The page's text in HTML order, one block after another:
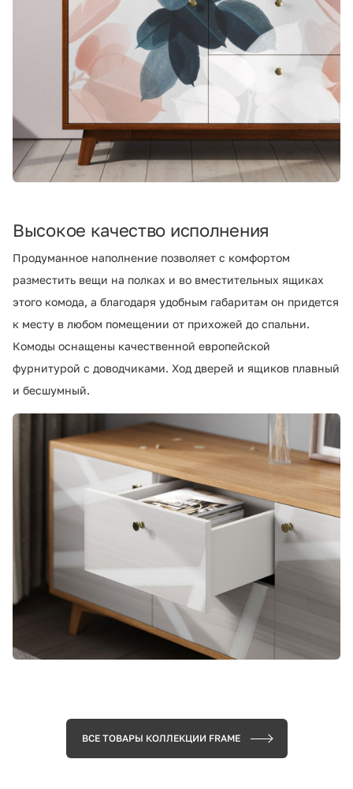
Высокое качество исполнения
Продуманное наполнение позволяет с комфортом
разместить вещи на полках и во вместительных ящиках
этого комода, а благодаря удобным габаритам он придется
к месту в любом помещении от прихожей до спальни.
Комоды оснащены качественной европейской
фурнитурой с доводчиками. Ход дверей и ящиков плавный
и бесшумный.
ВСЕ ТОВАРЫ КОЛЛЕКЦИИ FRAME